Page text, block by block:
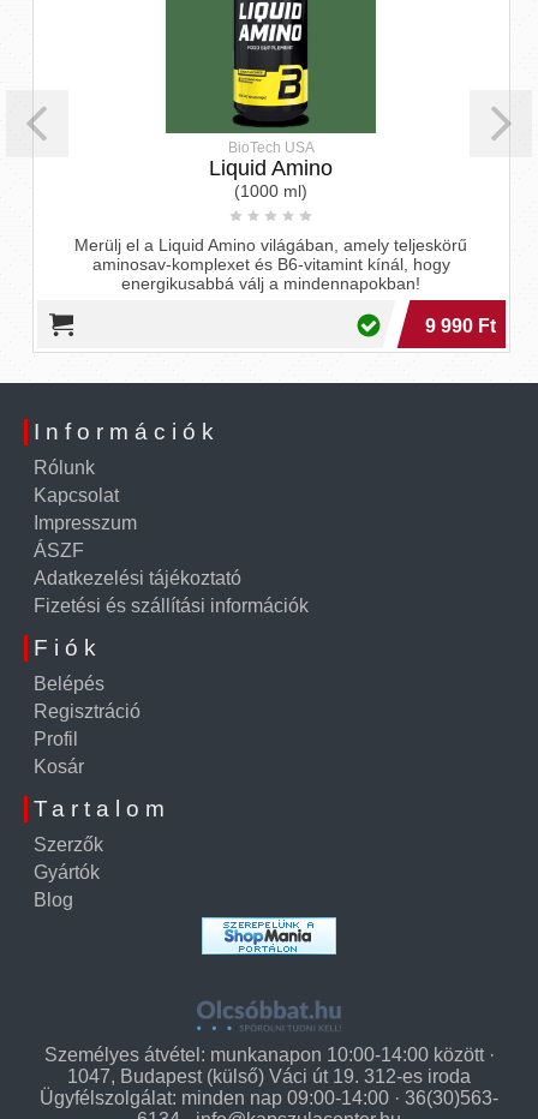
BioTech USA
Liquid Amino
(1000 ml)
Merülj el a Liquid Amino világában, amely teljeskörű
aminosav-komplexet és B6-vitamint kínál, hogy
energikusabbá válj a mindennapokban!
9 990 Ft
Információk
Rólunk
Kapcsolat
Impresszum
ÁSZF
Adatkezelési tájékoztató
Fizetési és szállítási információk
Fiók
Belépés
Regisztráció
Profil
Kosár
Tartalom
Szerzők
Gyártók
Blog
Személyes átvétel: munkanapon 10:00-14:00 között ·
1047, Budapest (külső) Váci út 19. 312-es iroda
Ügyfélszolgálat: minden nap 09:00-14:00 · 36(30)563-